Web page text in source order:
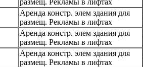
размещ. Рекламы в лифтах
Аренда констр. элем здания для
размещ. Рекламы в лифтах
Аренда констр. элем здания для
размещ. Рекламы в лифтах
Аренда констр. элем здания для
размещ. Рекламы в лифтах